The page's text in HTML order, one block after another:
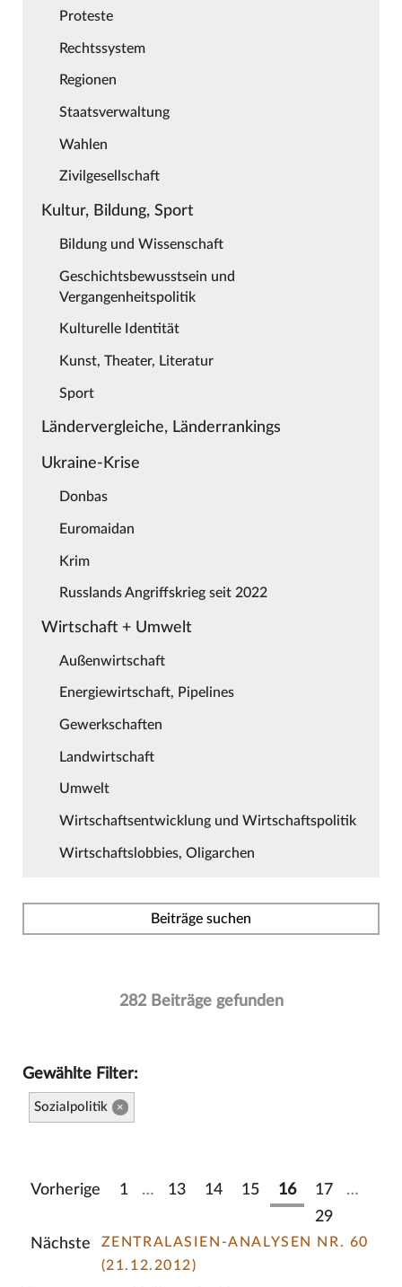
Proteste
Rechtssystem
Regionen
Staatsverwaltung
Wahlen
Zivilgesellschaft
Kultur, Bildung, Sport
Bildung und Wissenschaft
Geschichtsbewusstsein und
Vergangenheitspolitik
Kulturelle Identität
Kunst, Theater, Literatur
Sport
Ländervergleiche, Länderrankings
Ukraine-Krise
Donbas
Euromaidan
Krim
Russlands Angriffskrieg seit 2022
Wirtschaft + Umwelt
Außenwirtschaft
Energiewirtschaft, Pipelines
Gewerkschaften
Landwirtschaft
Umwelt
Wirtschaftsentwicklung und Wirtschaftspolitik
Wirtschaftslobbies, Oligarchen
Beiträge suchen
282 Beiträge gefunden
Gewählte Filter:
Sozialpolitik ×
Vorherige 1 … 13 14 15 16 17
…
29
Nächste
ZENTRALASIEN-ANALYSEN NR. 60
(21.12.2012)